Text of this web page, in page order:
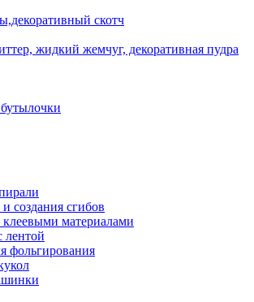
скотч
жидкий жемчуг, декоративная пудра
создания сгибов
клеевыми материалами
лентой
фольгирования